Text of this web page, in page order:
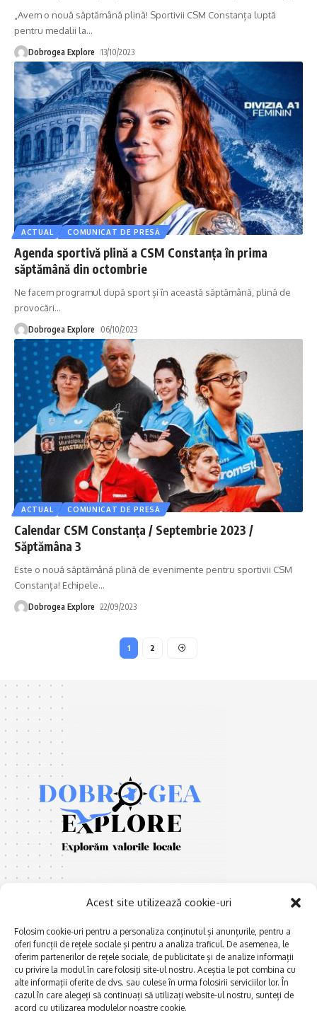
Acest site utilizează cookie-uri
Folosim cookie-uri pentru a personaliza conținutul și anunțurile, pentru a
oferi funcții de rețele sociale și pentru a analiza traficul. De asemenea, le
oferim partenerilor de rețele sociale, de publicitate și de analize informații
cu privire la modul în care folosiți site-ul nostru. Aceștia le pot combina cu
alte informații oferite de dvs. sau culese în urma folosirii serviciilor lor. În
cazul în care alegeți să continuați să utilizați website-ul nostru, sunteți de
acord cu utilizarea modulelor noastre cookie.
„Avem o nouă săptămână plină! Sportivii CSM Constanța luptă
pentru medalii la…
Dobrogea Explore 13/10/2023
ACTUAL COMUNICAT DE PRESĂ
Agenda sportivă plină a CSM Constanța în prima
săptămână din octombrie
Ne facem programul după sport și în această săptămână, plină de
provocări…
Dobrogea Explore 06/10/2023
ACTUAL COMUNICAT DE PRESĂ
Calendar CSM Constanța / Septembrie 2023 /
Săptămâna 3
Este o nouă săptămână plină de evenimente pentru sportivii CSM
Constanța! Echipele…
Dobrogea Explore 22/09/2023
1 2
E xplorăm Dobrogea,
Explorăm valorile locale:
Deltă, Litoral, cele mai mari
lacuri, cele mai vechi orașe,
Afaceri și meșteșuguri
Actualitate
Dobrogea PE BUNE